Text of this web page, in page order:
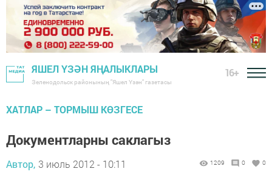
ЯШЕЛ ҮЗӘН ЯҢАЛЫКЛАРЫ
Зеленодольск районының "Яшел Үзән" газетасы
16+
ХАТЛАР – ТОРМЫШ КӨЗГЕСЕ
Документларны саклагыз
Автор, 3 июль 2012 - 10:11 1209 0 0